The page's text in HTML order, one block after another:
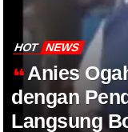
HOT NEWS
Anies
dengan
Langsung